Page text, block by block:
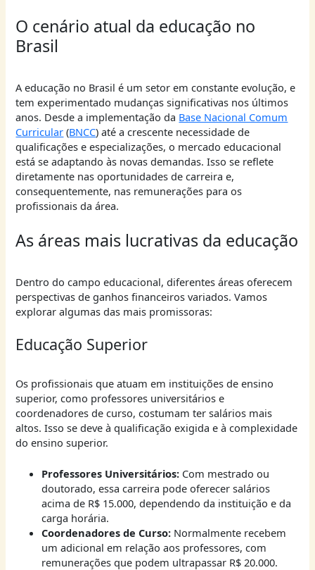
O cenário atual da educação no
Brasil
A educação no Brasil é um setor em constante evolução, e
tem experimentado mudanças significativas nos últimos
anos. Desde a implementação da Base Nacional Comum
Curricular (BNCC) até a crescente necessidade de
qualificações e especializações, o mercado educacional
está se adaptando às novas demandas. Isso se reflete
diretamente nas oportunidades de carreira e,
consequentemente, nas remunerações para os
profissionais da área.
As áreas mais lucrativas da educação
Dentro do campo educacional, diferentes áreas oferecem
perspectivas de ganhos financeiros variados. Vamos
explorar algumas das mais promissoras:
Educação Superior
Os profissionais que atuam em instituições de ensino
superior, como professores universitários e
coordenadores de curso, costumam ter salários mais
altos. Isso se deve à qualificação exigida e à complexidade
do ensino superior.
Professores Universitários:Com mestrado ou
doutorado, essa carreira pode oferecer salários
acima de R$ 15.000, dependendo da instituição e da
carga horária.
Coordenadores de Curso:Normalmente recebem
um adicional em relação aos professores, com
remunerações que podem ultrapassar R$ 20.000.